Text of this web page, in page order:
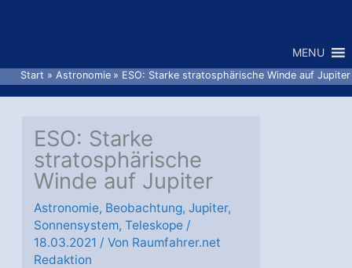
MENU
Start Astronomie ESO: Starke stratosphärische Winde auf Jupiter
ESO: Starke
stratosphärische
Winde auf Jupiter
Astronomie, Beobachtung,Jupiter,
Sonnensystem,Teleskope /
18.03.2021 / Von Raumfahrer.net
Redaktion